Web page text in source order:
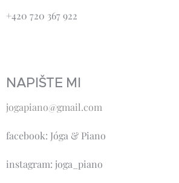
+420 720 367 922
NAPIŠTE MI
jogapiano@gmail.com
facebook: Jóga & Piano
instagram: joga_piano